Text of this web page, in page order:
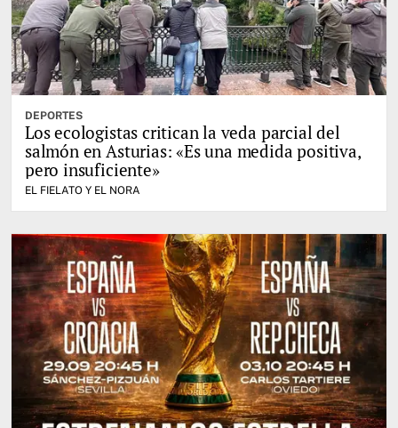
DEPORTES
Los ecologistas critican la veda parcial del
salmón en Asturias: «Es una medida positiva,
pero insuficiente»
EL FIELATO Y EL NORA